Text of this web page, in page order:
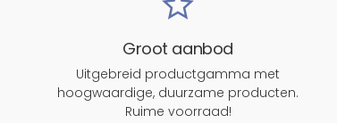
Groot aanbod
Uitgebreid productgamma met
hoogwaardige, duurzame producten.
Ruime voorraad!